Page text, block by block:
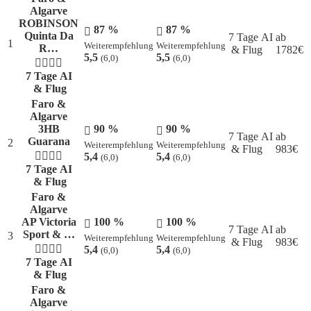
1
Algarve
ROBINSON
Quinta Da
R…
7 Tage AI
& Flug
87 %
Weiterempfehlung
5,5 (6,0)
87 %
Weiterempfehlung
5,5 (6,0)
7 Tage AI
& Flug
ab
1782€
2
Faro &
Algarve
3HB
Guarana
7 Tage AI
& Flug
90 %
Weiterempfehlung
5,4 (6,0)
90 %
Weiterempfehlung
5,4 (6,0)
7 Tage AI
& Flug
ab
983€
3
Faro &
Algarve
AP Victoria
Sport & …
7 Tage AI
& Flug
100 %
Weiterempfehlung
5,4 (6,0)
100 %
Weiterempfehlung
5,4 (6,0)
7 Tage AI
& Flug
ab
983€
Faro &
Algarve